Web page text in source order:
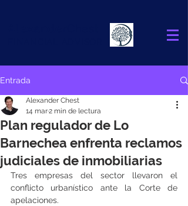
Entrada
Plan regulador de Lo
Barnechea enfrenta reclamos
judiciales de inmobiliarias
Alexander Chest
14 mar2 min de lectura
Tres empresas del sector llevaron el
conflicto urbanístico ante la Corte de
apelaciones.